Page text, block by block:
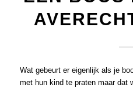
Wat gebeurt er eigenlijk als je
met hun kind te praten maar